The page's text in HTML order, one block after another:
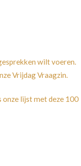
wilt voeren.
Vrijdag Vraagzin.
onze lijst met deze 100